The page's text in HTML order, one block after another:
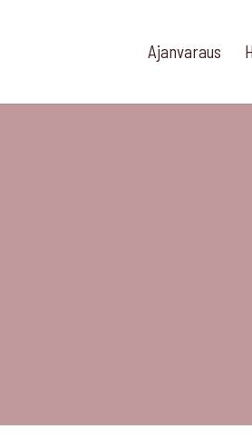
Ajanvaraus